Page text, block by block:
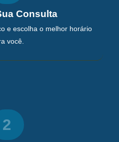
Consulta
e escolha o melhor horário
você.
2